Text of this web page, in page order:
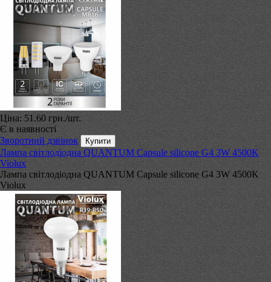
Ціна: 51.60 грн./шт.
Є в наявності
Зворотний дзвінок
Лампа світлодіодна QUANTUM Capsule silicone G4 3W 4500K
Violux
Лампа світлодіодна QUANTUM Capsule silicone G4 3W 4500K
Violux